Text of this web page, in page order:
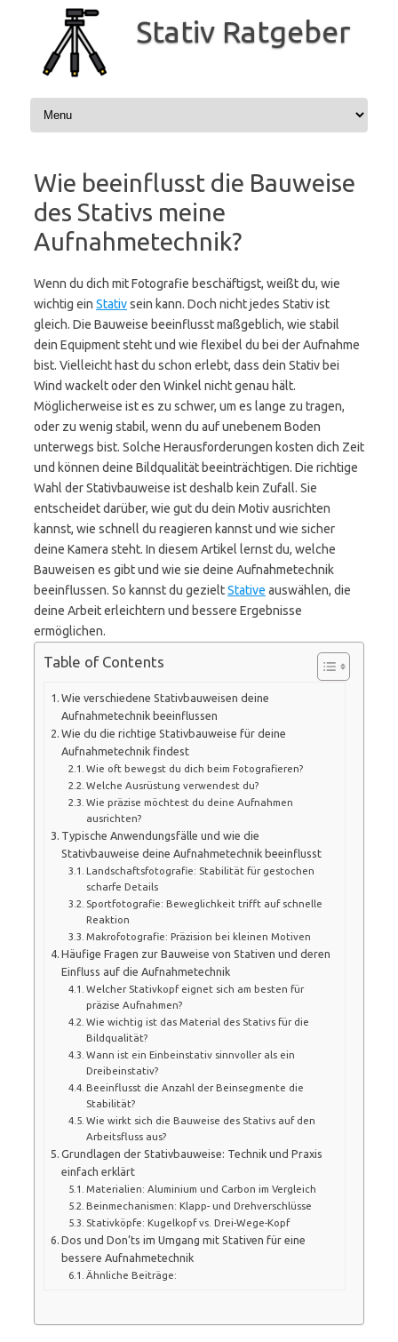
springen
Stativ Ratgeber
Wie beeinflusst die Bauweise
des Stativs meine
Aufnahmetechnik?
Wenn du dich mit Fotografie beschäftigst, weißt du, wie
wichtig ein Stativsein kann. Doch nicht jedes Stativ ist
gleich. Die Bauweise beeinflusst maßgeblich, wie stabil
dein Equipment steht und wie flexibel du bei der Aufnahme
bist. Vielleicht hast du schon erlebt, dass dein Stativ bei
Wind wackelt oder den Winkel nicht genau hält.
Möglicherweise ist es zu schwer, um es lange zu tragen,
oder zu wenig stabil, wenn du auf unebenem Boden
unterwegs bist. Solche Herausforderungen kosten dich Zeit
und können deine Bildqualität beeinträchtigen. Die richtige
Wahl der Stativbauweise ist deshalb kein Zufall. Sie
entscheidet darüber, wie gut du dein Motiv ausrichten
kannst, wie schnell du reagieren kannst und wie sicher
deine Kamera steht. In diesem Artikel lernst du, welche
Bauweisen es gibt und wie sie deine Aufnahmetechnik
beeinflussen. So kannst du gezieltStative auswählen, die
deine Arbeit erleichtern und bessere Ergebnisse
ermöglichen.
Table of Contents
Wie verschiedene Stativbauweisen deine
Aufnahmetechnik beeinflussen
Wie du die richtige Stativbauweise für deine
Aufnahmetechnik findest
Wie oft bewegst du dich beim Fotografieren?
Welche Ausrüstung verwendest du?
Wie präzise möchtest du deine Aufnahmen
ausrichten?
Typische Anwendungsfälle und wie die
Stativbauweise deine Aufnahmetechnik beeinflusst
Landschaftsfotografie: Stabilität für gestochen
scharfe Details
Sportfotografie: Beweglichkeit trifft auf schnelle
Reaktion
Makrofotografie: Präzision bei kleinen Motiven
Häufige Fragen zur Bauweise von Stativen und deren
Einfluss auf die Aufnahmetechnik
Welcher Stativkopf eignet sich am besten für
präzise Aufnahmen?
Wie wichtig ist das Material des Stativs für die
Bildqualität?
Wann ist ein Einbeinstativ sinnvoller als ein
Dreibeinstativ?
Beeinflusst die Anzahl der Beinsegmente die
Stabilität?
Wie wirkt sich die Bauweise des Stativs auf den
Arbeitsfluss aus?
Grundlagen der Stativbauweise: Technik und Praxis
einfach erklärt
Materialien: Aluminium und Carbon im Vergleich
Beinmechanismen: Klapp- und Drehverschlüsse
Stativköpfe: Kugelkopf vs. Drei-Wege-Kopf
Dos und Don’ts im Umgang mit Stativen für eine
bessere Aufnahmetechnik
Ähnliche Beiträge: